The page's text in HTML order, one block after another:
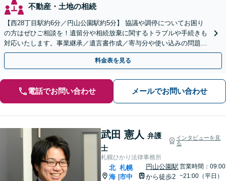
不動産・土地の相続
【西28丁目駅約6分／円山公園駅約5分】 協議や調停についてお困り
の方はぜひご相談を！遺留分や相続放棄に関するトラブルや手続きも
対応いたします。事業継承／遺言書作成／寄与分や使い込みの問題／
家族信託の手続き
料金表を見る
電話でお問い合わせ メールでお問い合わせ
武田 憲人 弁護
士
インタビューを見
る
札幌ひかり法律事務所
北
海
札幌
市中
円山公園駅
から徒歩2
営業時間：09:00
~21:00（平日）